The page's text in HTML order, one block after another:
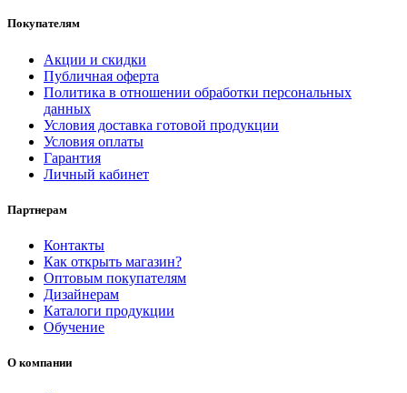
Покупателям
Акции и скидки
Публичная оферта
Политика в отношении обработки персональных
данных
Условия доставка готовой продукции
Условия оплаты
Гарантия
Личный кабинет
Партнерам
Контакты
Как открыть магазин?
Оптовым покупателям
Дизайнерам
Каталоги продукции
Обучение
О компании